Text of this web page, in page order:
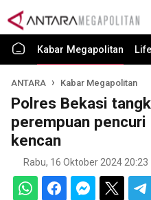
Kabar Megapolitan
ANTARA Kabar Megapolitan
Polres Bekasi
perempuan
kencan
Rabu, 16 Oktober 2024 20:23